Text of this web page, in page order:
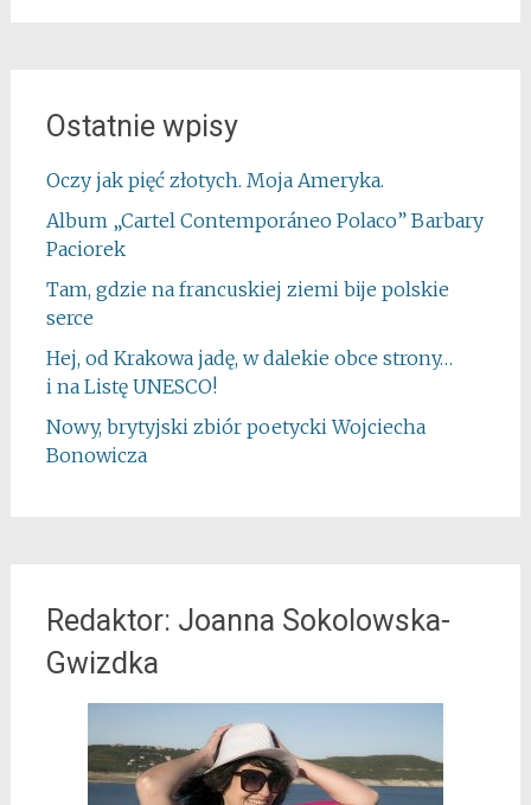
Ostatnie wpisy
Oczy jak pięć złotych. Moja Ameryka.
Album „Cartel Contemporáneo Polaco” Barbary
Paciorek
Tam, gdzie na francuskiej ziemi bije polskie
serce
Hej, od Krakowa jadę, w dalekie obce strony…
i na Listę UNESCO!
Nowy, brytyjski zbiór poetycki Wojciecha
Bonowicza
Redaktor: Joanna Sokolowska-
Gwizdka